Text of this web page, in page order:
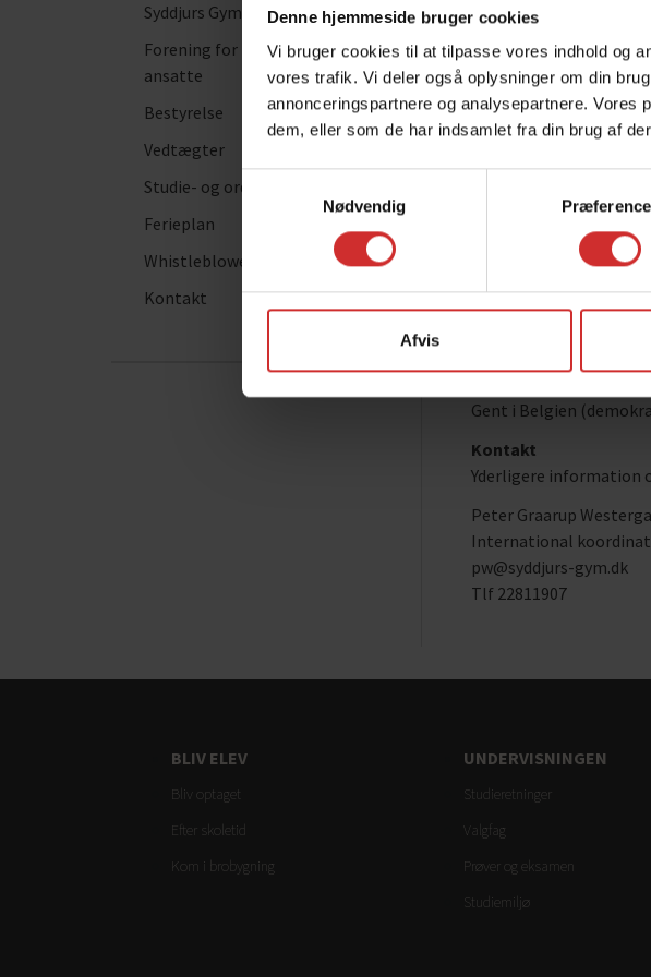
Denne hjemmeside bruger cookies
Vi bruger cookies til at tilpasse vores indhold og
vores trafik. Vi deler også oplysninger om din
annonceringspartnere og analysepartnere. Vores
dem, eller som de har indsamlet fra din brug af
Nødvendig
Afvis
Syddjurs Gymnasium
Forening for tidligere elever &
ansatte
Bestyrelse
Vedtægter
Studie- og ordensregler
Ferieplan
Whistleblower-ordning
Kontakt
Vores akkrediteringen
2023-2024
Erasmus+ tilskud:
Elevmobiliteter i
Dornbirn i Østrig
Athen i Grækenland
Erasmus+ tilskud:
Elevmobiliteter i
Santiango de
Gent i Belgien
Kontakt
Yderligere information
Peter Graarup
International
pw@syddjurs-gym.dk
Tlf 22811907
BLIV ELEV
Bliv optaget
Efter skoletid
Kom i brobygning
UNDERVISNINGEN
Studieretninger
Valgfag
Prøver og eksamen
Studiemiljø